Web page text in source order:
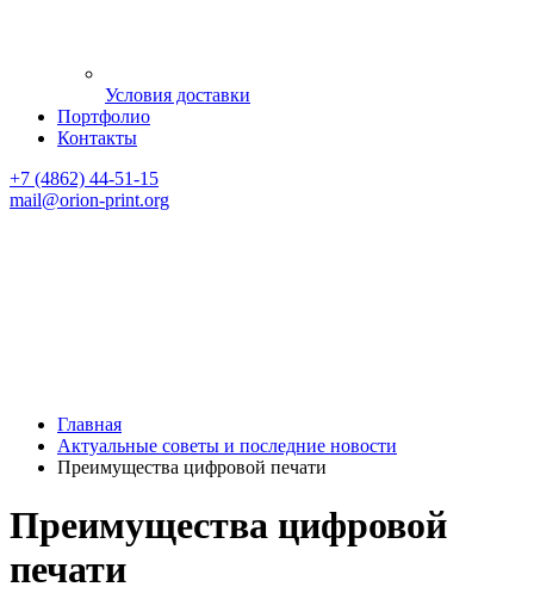
Условия доставки
Портфолио
Контакты
+7 (4862) 44-51-15
mail@orion-print.org
Главная
Актуальные советы и последние новости
Преимущества цифровой печати
Преимущества цифровой
печати